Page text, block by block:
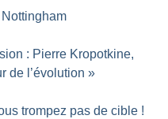
: Pierre Kropotkine,
de l’évolution »
trompez pas de cible !